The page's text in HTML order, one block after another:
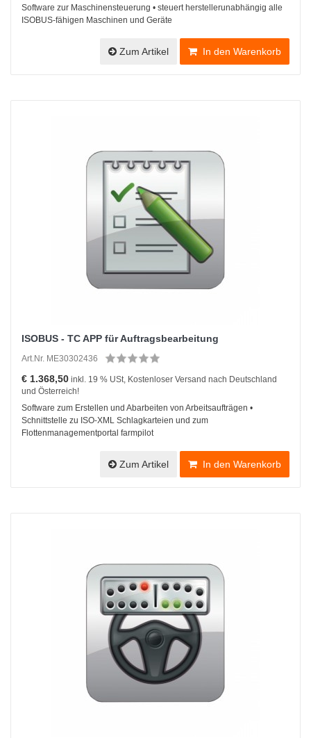
Software zur Maschinensteuerung • steuert herstellerunabhängig alle
ISOBUS-fähigen Maschinen und Geräte
In den Warenkorb
Zum Artikel
ISOBUS - TC APP für Auftragsbearbeitung
Art.Nr. ME30302436
€ 1.368,50 inkl. 19 % USt, Kostenloser Versand nach Deutschland
und Österreich!
Software zum Erstellen und Abarbeiten von Arbeitsaufträgen •
Schnittstelle zu ISO-XML Schlagkarteien und zum
Flottenmanagementportal farmpilot
In den Warenkorb
Zum Artikel